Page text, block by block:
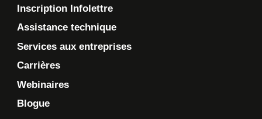
Inscription Infolettre
Assistance technique
Services aux entreprises
Carrières
Webinaires
Blogue